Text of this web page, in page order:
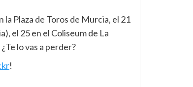
Plaza de Toros de Murcia, el 21
el 25 en el Coliseum de La
lo vas a perder?
!